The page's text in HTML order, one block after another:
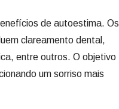
de autoestima. Os
clareamento dental,
entre outros. O objetivo
um sorriso mais